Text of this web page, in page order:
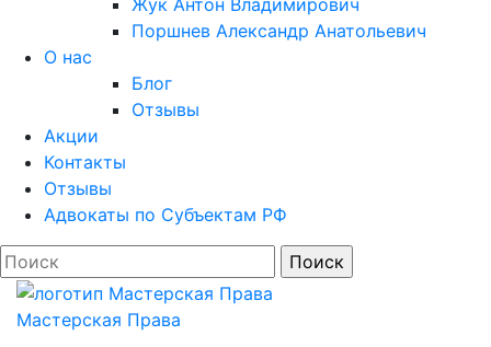
Жук Антон Владимирович
Поршнев Александр Анатольевич
О нас
Блог
Отзывы
Акции
Контакты
Отзывы
Адвокаты по Субъектам РФ
Мастерская Права